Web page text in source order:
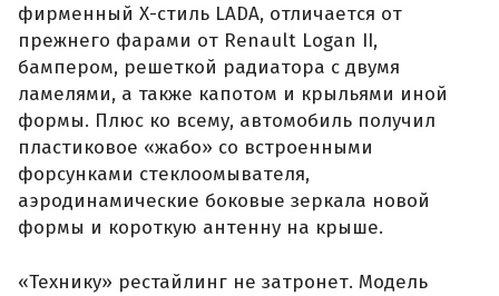
фирменный Х-стиль LADA, отличается от
прежнего фарами от Renault Logan II,
бампером, решеткой радиатора с двумя
ламелями, а также капотом и крыльями иной
формы. Плюс ко всему, автомобиль получил
пластиковое «жабо» со встроенными
форсунками стеклоомывателя,
аэродинамические боковые зеркала новой
формы и короткую антенну на крыше.
«Технику» рестайлинг не затронет. Модель